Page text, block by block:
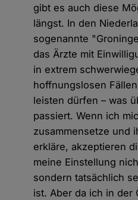
gibt es auch diese
längst. In den
sogenannte
das Ärzte mit
in extrem
hoffnungslosen
leisten dürfen – was
passiert. Wenn ich
zusammensetze und
erkläre, akzeptieren
meine Einstellung
sondern tatsächlich
ist. Aber da ich in der